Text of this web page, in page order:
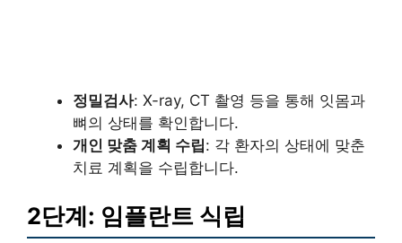
정밀검사: X-ray, CT 촬영 등을 통해 잇몸과
뼈의 상태를 확인합니다.
개인 맞춤 계획 수립: 각 환자의 상태에 맞춘
치료 계획을 수립합니다.
2단계: 임플란트 식립